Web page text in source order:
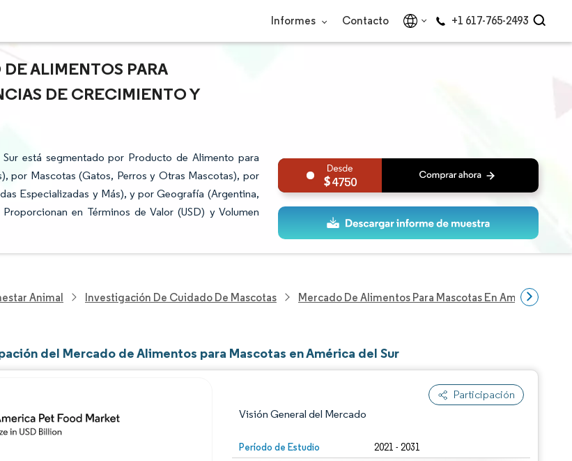
Informes Contacto +1 617-765-2493
ALIMENTOS PARA
DE CRECIMIENTO Y
está segmentado por Producto de Alimento para
por Mascotas (Gatos, Perros y Otras Mascotas), por
Especializadas y Más), y por Geografía (Argentina,
en Términos de Valor (USD) y Volumen
4750
Animal Investigación De Cuidado De Mascotas Mercado De Alimentos Para Mascotas En América Del
del Mercado de Alimentos para Mascotas en América del Sur
Participación
Visión General del Mercado
Período de Estudio 2021 - 2031